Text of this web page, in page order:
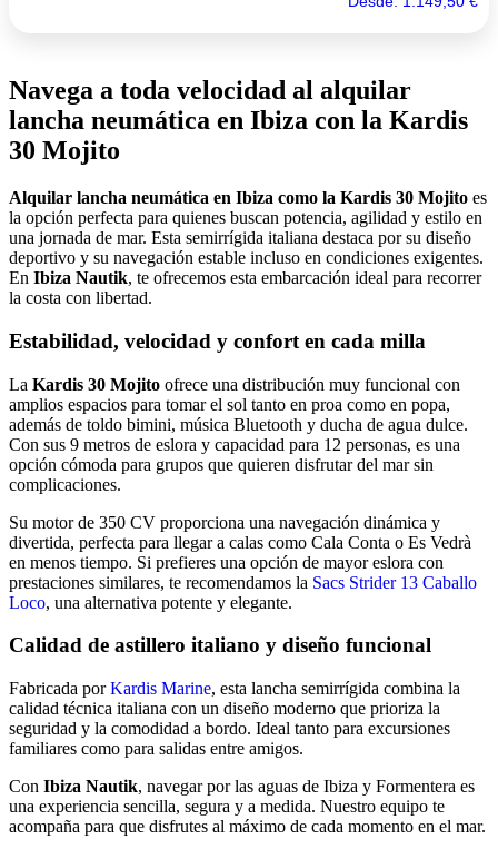
Navega a toda velocidad al alquilar
lancha neumática en Ibiza con la Kardis
30 Mojito
Alquilar lancha neumática en Ibiza como la Kardis 30 Mojito es
la opción perfecta para quienes buscan potencia, agilidad y estilo en
una jornada de mar. Esta semirrígida italiana destaca por su diseño
deportivo y su navegación estable incluso en condiciones exigentes.
En Ibiza Nautik, te ofrecemos esta embarcación ideal para recorrer
la costa con libertad.
Estabilidad, velocidad y confort en cada milla
La Kardis 30 Mojito ofrece una distribución muy funcional con
amplios espacios para tomar el sol tanto en proa como en popa,
además de toldo bimini, música Bluetooth y ducha de agua dulce.
Con sus 9 metros de eslora y capacidad para 12 personas, es una
opción cómoda para grupos que quieren disfrutar del mar sin
complicaciones.
Su motor de 350 CV proporciona una navegación dinámica y
divertida, perfecta para llegar a calas como Cala Conta o Es Vedrà
en menos tiempo. Si prefieres una opción de mayor eslora con
prestaciones similares, te recomendamos la Sacs Strider 13 Caballo
Loco, una alternativa potente y elegante.
Calidad de astillero italiano y diseño funcional
Fabricada porKardis Marine, esta lancha semirrígida combina la
calidad técnica italiana con un diseño moderno que prioriza la
seguridad y la comodidad a bordo. Ideal tanto para excursiones
familiares como para salidas entre amigos.
Con Ibiza Nautik, navegar por las aguas de Ibiza y Formentera es
una experiencia sencilla, segura y a medida. Nuestro equipo te
acompaña para que disfrutes al máximo de cada momento en el mar.